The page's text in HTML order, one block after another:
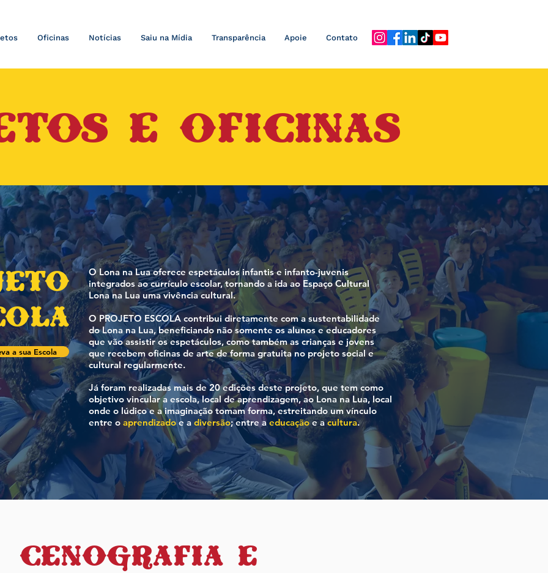
Oficinas Notícias Saiu na Mídia Transparência Apoie Contato
E OFICINAS
a sua Escola
O Lona na Lua oferece espetáculos infantis e infanto-juvenis
integrados ao currículo escolar, tornando a ida ao Espaço Cultural
Lona na Lua uma vivência cultural.
O PROJETO ESCOLA contribui diretamente com a sustentabilidade
do Lona na Lua, beneficiando não somente os alunos e educadores
que vão assistir os espetáculos, como também as crianças e jovens
que recebem oficinas de arte de forma gratuita no projeto social e
cultural regularmente.
Já foram realizadas mais de 20 edições deste projeto, que tem como
objetivo vincular a escola, local de aprendizagem, ao Lona na Lua, local
onde o lúdico e a imaginação tomam forma, estreitando um vínculo
entre o aprendizadoe a diversão; entre a educaçãoe acultura.
CENOGRAFIA E